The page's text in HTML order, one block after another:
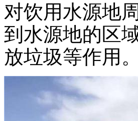
对饮用水源地
到水源地的区
放垃圾等作用。